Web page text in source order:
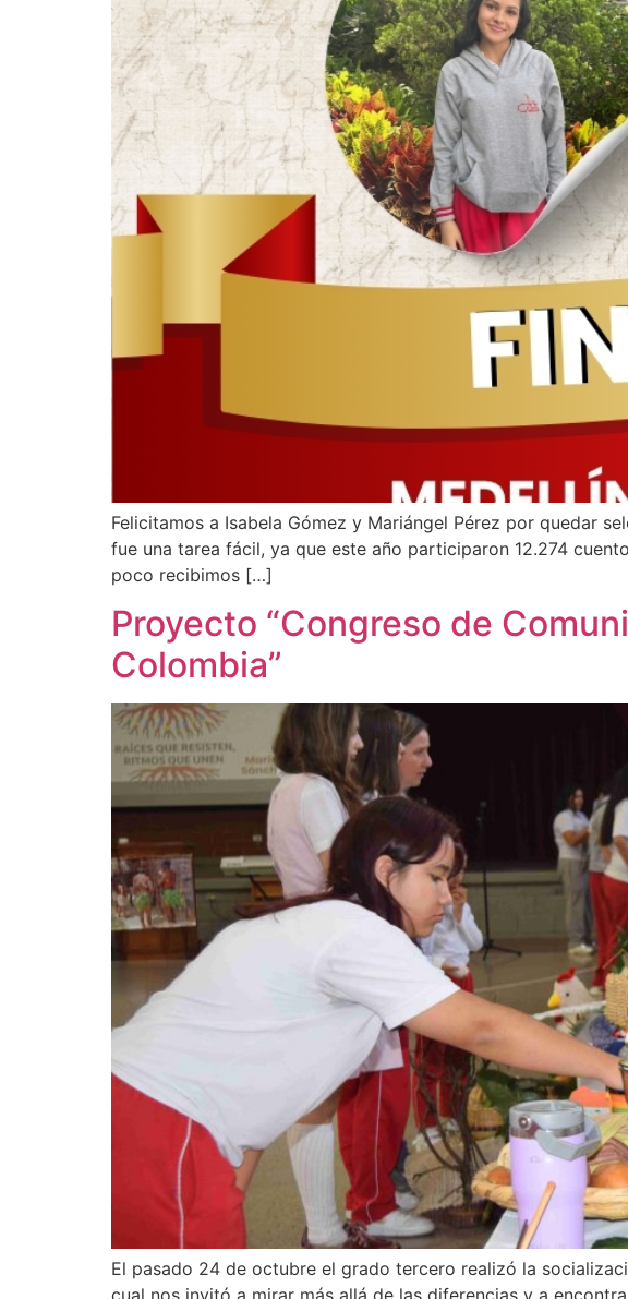
Felicitamos a Isabela Gómez y Mariángel Pérez por quedar
fue una tarea fácil, ya que este año participaron 12.274
poco recibimos […]
Proyecto “Congreso de
Colombia”
El pasado 24 de octubre el grado tercero realizó la
cual nos invitó a mirar más allá de las diferencias y a